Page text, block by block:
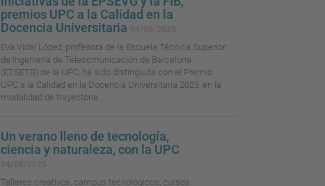
premios UPC a la Calidad en la
Docencia Universitaria
Eva Vidal López, profesora de la Escuela Técnica Superior
de Ingeniería de Telecomunicación de Barcelona
(ETSETB) de la UPC, ha sido distinguida con el Premio
UPC a la Calidad en la Docencia Universitaria 2025, en la
modalidad de trayectoria...
Un verano lleno de tecnología,
ciencia y naturaleza, con la UPC
Talleres creativos, campus tecnológicos, cursos